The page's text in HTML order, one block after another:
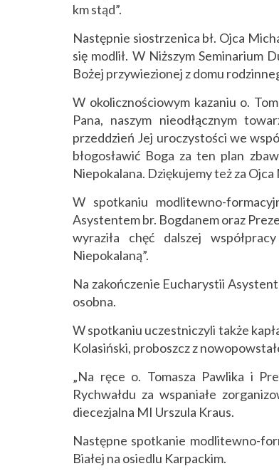
km stąd”.
Następnie siostrzenica bł. Ojca
się modlił. W Niższym Seminarium
Bożej przywiezionej z domu
W okolicznościowym kazaniu o.
Pana, naszym nieodłącznym
przeddzień Jej uroczystości we
błogosławić Boga za ten plan
Niepokalana. Dziękujemy też za
W spotkaniu modlitewno-
Asystentem br. Bogdanem oraz
wyraziła chęć dalszej
Niepokalaną”.
Na zakończenie Eucharystii
osobna.
W spotkaniu uczestniczyli także
Kolasiński, proboszcz z
„Na ręce o. Tomasza Pawlika i
Rychwałdu za wspaniałe
diecezjalna MI Urszula Kraus.
Następne spotkanie modlitewno-
Białej na osiedlu Karpackim.